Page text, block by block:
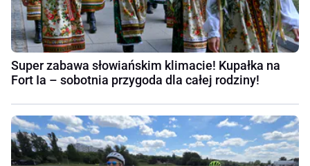
Super zabawa słowiańskim klimacie! Kupałka na
Fort Ia – sobotnia przygoda dla całej rodziny!